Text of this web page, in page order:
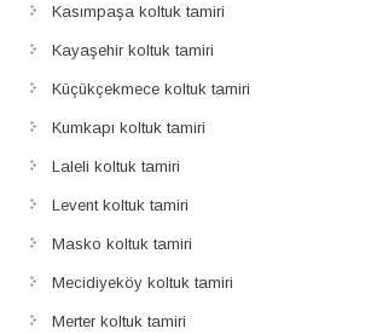
Kasımpaşa koltuk tamiri
Kayaşehir koltuk tamiri
Küçükçekmece koltuk tamiri
Kumkapı koltuk tamiri
Laleli koltuk tamiri
Levent koltuk tamiri
Masko koltuk tamiri
Mecidiyeköy koltuk tamiri
Merter koltuk tamiri